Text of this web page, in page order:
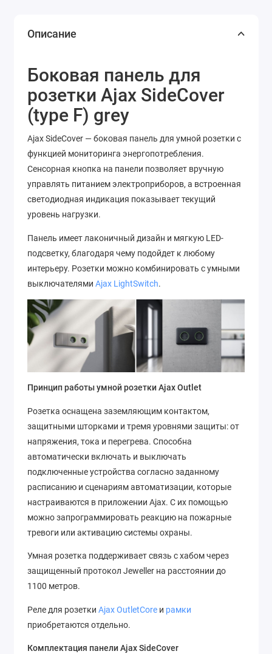
Описание
Боковая панель для
розетки Ajax SideCover
(type F) grey
Ajax SideCover — боковая панель для умной розетки с
функцией мониторинга энергопотребления.
Сенсорная кнопка на панели позволяет вручную
управлять питанием электроприборов, а встроенная
светодиодная индикация показывает текущий
уровень нагрузки.
Панель имеет лаконичный дизайн и мягкую LED-
подсветку, благодаря чему подойдет к любому
интерьеру. Розетки можно комбинировать с умными
выключателями Ajax LightSwitch.
Принцип работы умной розетки Ajax Outlet
Розетка оснащена заземляющим контактом,
защитными шторками и тремя уровнями защиты: от
напряжения, тока и перегрева. Способна
автоматически включать и выключать
подключенные устройства согласно заданному
расписанию и сценариям автоматизации, которые
настраиваются в приложении Ajax. С их помощью
можно запрограммировать реакцию на пожарные
тревоги или активацию системы охраны.
Умная розетка поддерживает связь с хабом через
защищенный протокол Jeweller на расстоянии до
1100 метров.
Реле для розетки Ajax OutletCore и рамки
приобретаются отдельно.
Комплектация панели Ajax SideCover